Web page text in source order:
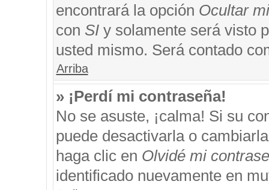
encontrará la opción Ocultar
con SIy solamente será visto
usted mismo. Será contado
Arriba
» ¡Perdí mi contraseña!
No se asuste, ¡calma! Si su
puede desactivarla o
haga clic en Olvidé mi
identificado nuevamente en